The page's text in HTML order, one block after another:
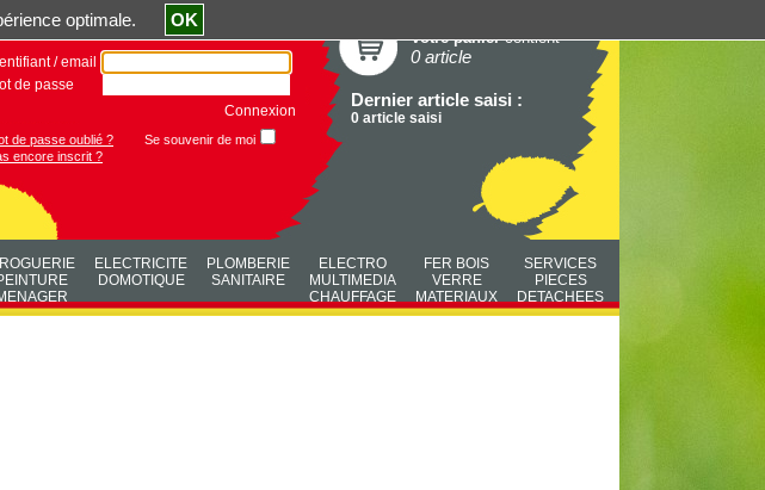
/ email
de passe
Connexion
de passe oublié ?
Se souvenir de moi
encore inscrit ?
Votre paniercontient
0 article
Dernier article saisi :
0 article saisi
ELECTRICITE
DOMOTIQUE
PLOMBERIE
SANITAIRE
ELECTRO
MULTIMEDIA
CHAUFFAGE
FER BOIS
VERRE
MATERIAUX
SERVICES
PIECES
DETACHEES
optimale. OK